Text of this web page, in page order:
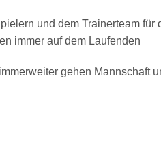
und dem Trainerteam
immer auf dem Laufenden
gehen Mannschaft